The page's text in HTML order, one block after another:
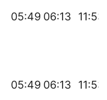
05:49 06:13 11:53
05:49 06:13 11:53